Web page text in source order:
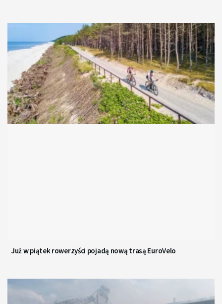
Już w piątek rowerzyści pojadą nową trasą EuroVelo